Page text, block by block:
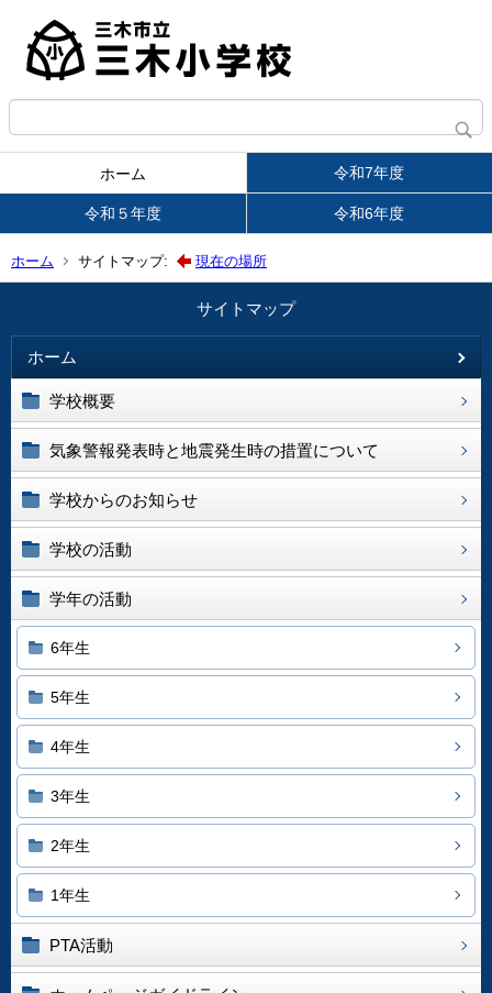
ホーム 令和7年度
令和５年度 令和6年度
ホーム サイトマップ: 現在の場所
サイトマップ
ホーム
学校概要
気象警報発表時と地震発生時の措置について
学校からのお知らせ
学校の活動
学年の活動
6年生
5年生
4年生
3年生
2年生
1年生
PTA活動